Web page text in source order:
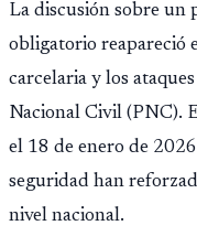
La discusión sobre un
obligatorio reapareció
carcelaria y los
Nacional Civil (PNC).
el 18 de enero de
seguridad han
nivel nacional.